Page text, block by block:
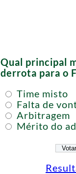
Qual principal
derrota para o
Time misto
Falta de
Arbitragem
Mérito do